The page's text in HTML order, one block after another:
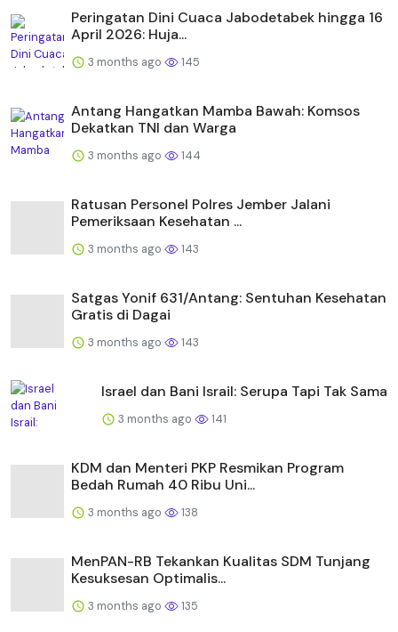
Peringatan Dini Cuaca Jabodetabek hingga 16
April 2026: Huja...
3 months ago 145
Antang Hangatkan Mamba Bawah: Komsos
Dekatkan TNI dan Warga
3 months ago 144
Ratusan Personel Polres Jember Jalani
Pemeriksaan Kesehatan ...
3 months ago 143
Satgas Yonif 631/Antang: Sentuhan Kesehatan
Gratis di Dagai
3 months ago 143
Israel dan Bani Israil: Serupa Tapi Tak Sama
3 months ago 141
KDM dan Menteri PKP Resmikan Program
Bedah Rumah 40 Ribu Uni...
3 months ago 138
MenPAN-RB Tekankan Kualitas SDM Tunjang
Kesuksesan Optimalis...
3 months ago 135